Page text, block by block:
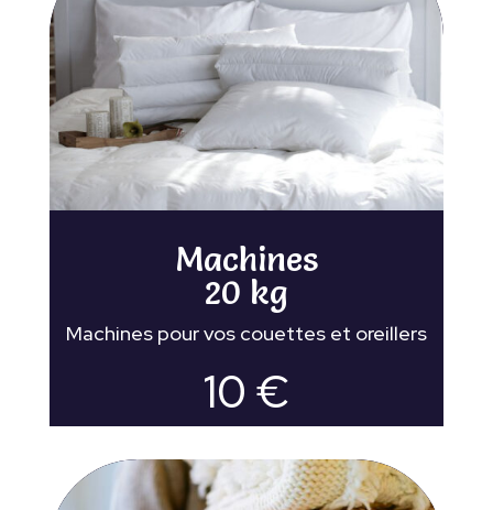
Machines
20 kg
Machines pour vos couettes et oreillers
10 €